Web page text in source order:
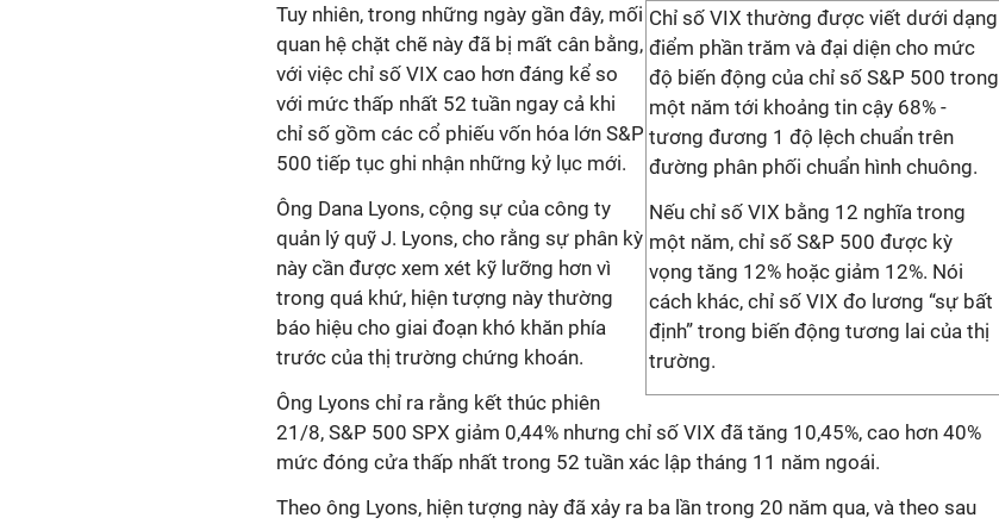
Chỉ số VIX thường được viết dưới dạng
điểm phần trăm và đại diện cho mức
độ biến động của chỉ số S&P 500 trong
một năm tới khoảng tin cậy 68% -
tương đương 1 độ lệch chuẩn trên
đường phân phối chuẩn hình chuông.
Nếu chỉ số VIX bằng 12 nghĩa trong
một năm, chỉ số S&P 500 được kỳ
vọng tăng 12% hoặc giảm 12%. Nói
cách khác, chỉ số VIX đo lương “sự bất
định” trong biến động tương lai của thị
trường.
Tuy nhiên, trong những ngày gần đây, mối
quan hệ chặt chẽ này đã bị mất cân bằng,
với việc chỉ số VIX cao hơn đáng kể so
với mức thấp nhất 52 tuần ngay cả khi
chỉ số gồm các cổ phiếu vốn hóa lớn S&P
500 tiếp tục ghi nhận những kỷ lục mới.
Ông Dana Lyons, cộng sự của công ty
quản lý quỹ J. Lyons, cho rằng sự phân kỳ
này cần được xem xét kỹ lưỡng hơn vì
trong quá khứ, hiện tượng này thường
báo hiệu cho giai đoạn khó khăn phía
trước của thị trường chứng khoán.
Ông Lyons chỉ ra rằng kết thúc phiên
21/8, S&P 500 SPX giảm 0,44% nhưng chỉ số VIX đã tăng 10,45%, cao hơn 40%
mức đóng cửa thấp nhất trong 52 tuần xác lập tháng 11 năm ngoái.
Theo ông Lyons, hiện tượng này đã xảy ra ba lần trong 20 năm qua, và theo sau